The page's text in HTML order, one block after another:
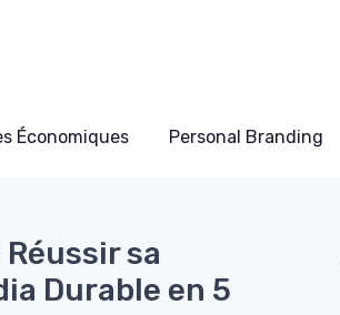
Économiques Personal Branding
sa
Durable en 5